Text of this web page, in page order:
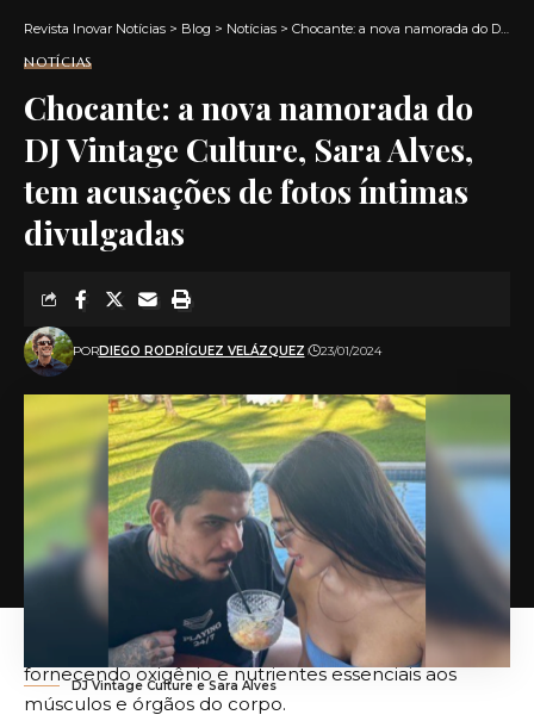
contínua ao longo da partida.
Efeito na Pressão Arterial
A prática regular de pólo aquático pode ajudar a
reduzir a pressão arterial, o que é crucial para manter
a saúde do coração. Chaaya Moghrabi enfatiza a
importância desse benefício para a saúde
cardiovascular geral.
Melhora da Circulação Sanguínea
O aumento do fluxo sanguíneo durante a prática do
pólo aquático contribui para uma melhor circulação,
fornecendo oxigênio e nutrientes essenciais aos
músculos e órgãos do corpo.
Revista Inovar Notícias > Blog > Notícias > Chocante: a nova namorada do DJ Vintage Culture, Sara Alves, tem acusações de fotos íntimas divulgadas
NOTÍCIAS
Chocante: a nova namorada do
DJ Vintage Culture, Sara Alves,
tem acusações de fotos íntimas
divulgadas
PORDIEGO RODRÍGUEZ VELÁZQUEZ 23/01/2024
DJ Vintage Culture e Sara Alves